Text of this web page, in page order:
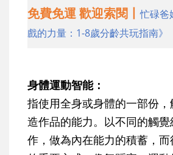
免費免運 歡迎索閱丨忙碌爸
戲的力量：1-8歲分齡共玩指南》
身體運動智能：
指使用全身或身體的一部份
造作品的能力。以不同的觸
作，做為內在能力的積蓄，